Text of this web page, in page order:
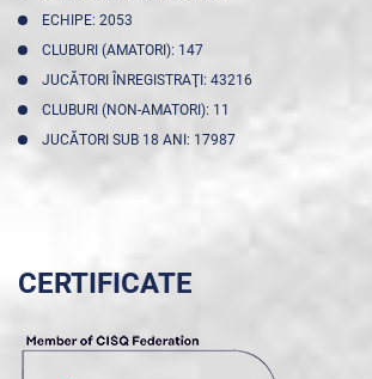
ECHIPE: 2053
CLUBURI (AMATORI): 147
JUCĂTORI ÎNREGISTRAŢI: 43216
CLUBURI (NON-AMATORI): 11
JUCĂTORI SUB 18 ANI: 17987
CERTIFICATE